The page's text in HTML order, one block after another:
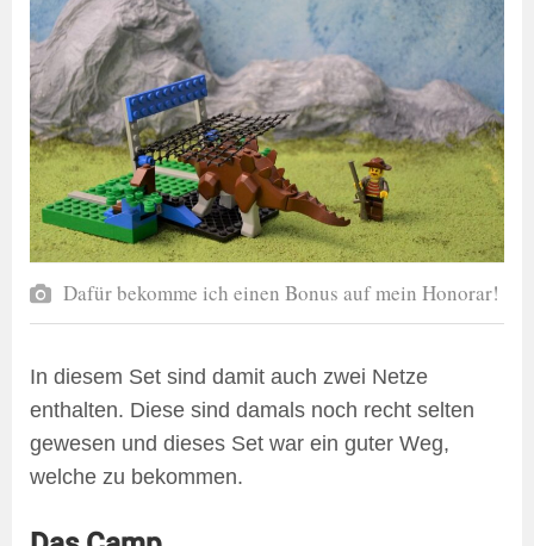
Dafür bekomme ich einen Bonus auf mein Honorar!
In diesem Set sind damit auch zwei Netze
enthalten. Diese sind damals noch recht selten
gewesen und dieses Set war ein guter Weg,
welche zu bekommen.